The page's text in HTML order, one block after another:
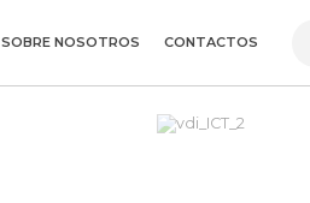
SOBRE NOSOTROS CONTACTOS